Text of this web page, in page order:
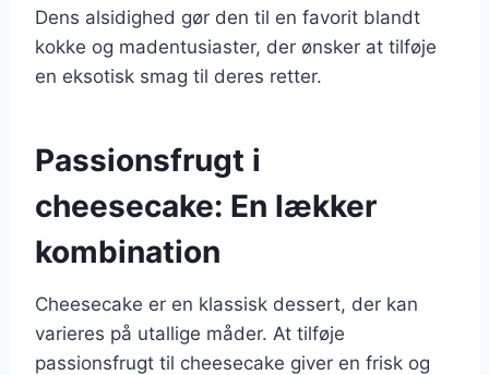
Dens alsidighed gør den til en favorit blandt
kokke og madentusiaster, der ønsker at tilføje
en eksotisk smag til deres retter.
Passionsfrugt i
cheesecake: En lækker
kombination
Cheesecake er en klassisk dessert, der kan
varieres på utallige måder. At tilføje
passionsfrugt til cheesecake giver en frisk og